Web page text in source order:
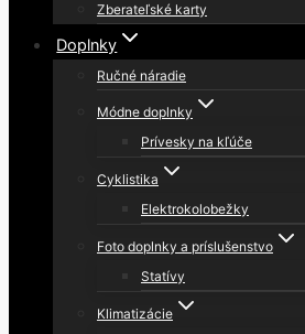
Zberateľské karty
Doplnky
Ručné náradie
Módne doplnky
Prívesky na kľúče
Cyklistika
Elektrokolobežky
Foto doplnky a príslušenstvo
Statívy
Klimatizácie